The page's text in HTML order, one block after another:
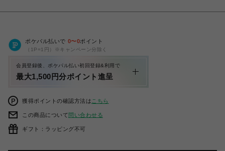
ポケパル払いで 0〜0ポイント
（1P=1円）※キャンペーン分除く
会員登録後、ポケパル払い初回登録&利用で
最大1,500円分ポイント進呈
獲得ポイントの確認方法は こちら
この商品について問い合わせる
ギフト：ラッピング不可